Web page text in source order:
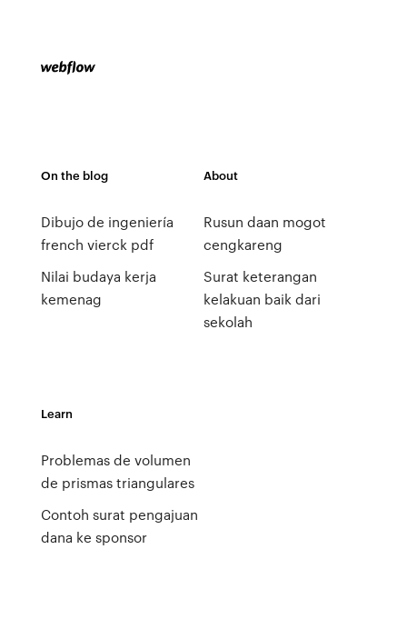
On the blog
Dibujo de ingeniería
french vierck pdf
Nilai budaya kerja
kemenag
About
Rusun daan mogot
cengkareng
Surat keterangan
kelakuan baik dari
sekolah
Learn
Problemas de volumen
de prismas triangulares
Contoh surat pengajuan
dana ke sponsor